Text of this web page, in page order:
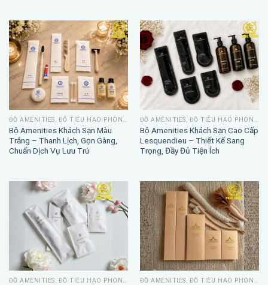
Bộ Amenities Khách Sạn Màu
Trắng – Thanh Lịch, Gọn Gàng,
Chuẩn Dịch Vụ Lưu Trú
Bộ Amenities Khách Sạn Cao Cấp
Lesquendieu – Thiết Kế Sang
Trọng, Đầy Đủ Tiện Ích